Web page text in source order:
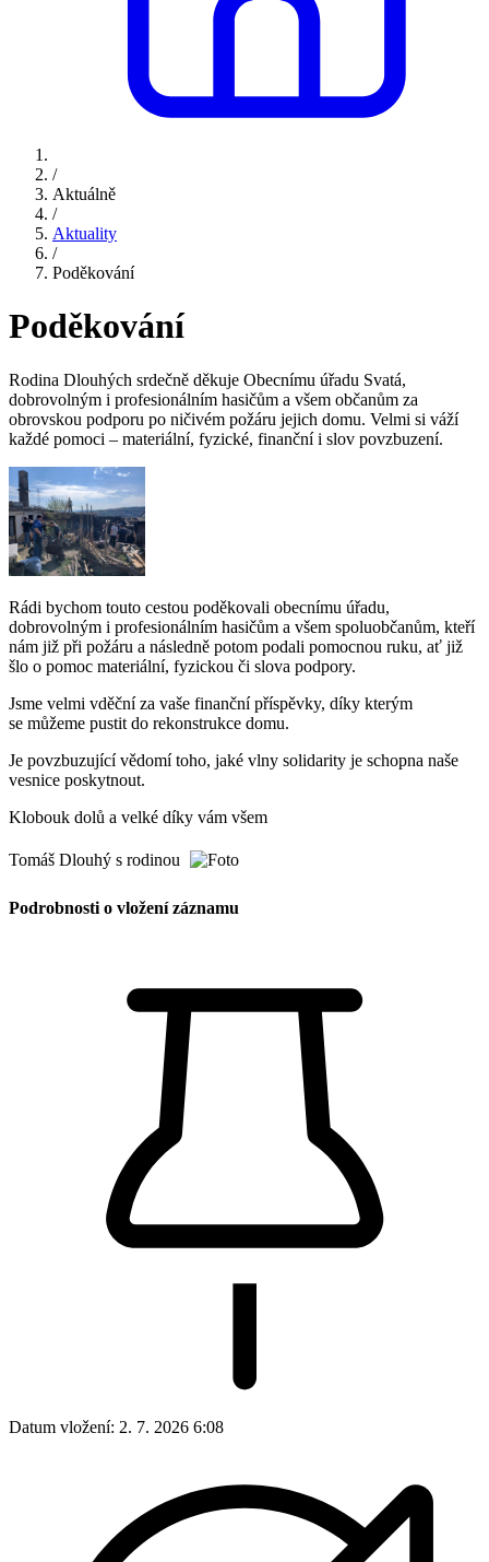
/
Aktuálně
/
Aktuality
/
Poděkování
Poděkování
Rodina Dlouhých srdečně děkuje Obecnímu úřadu Svatá,
dobrovolným i profesionálním hasičům a všem občanům za
obrovskou podporu po ničivém požáru jejich domu. Velmi si váží
každé pomoci – materiální, fyzické, finanční i slov povzbuzení.
Rádi bychom touto cestou poděkovali obecnímu úřadu,
dobrovolným i profesionálním hasičům a všem spoluobčanům, kteří
nám již při požáru a následně potom podali pomocnou ruku, ať již
šlo o pomoc materiální, fyzickou či slova podpory.
Jsme velmi vděční za vaše finanční příspěvky, díky kterým
se můžeme pustit do rekonstrukce domu.
Je povzbuzující vědomí toho, jaké vlny solidarity je schopna naše
vesnice poskytnout.
Klobouk dolů a velké díky vám všem
Tomáš Dlouhý s rodinou
Podrobnosti o vložení záznamu
Datum vložení: 2. 7. 2026 6:08